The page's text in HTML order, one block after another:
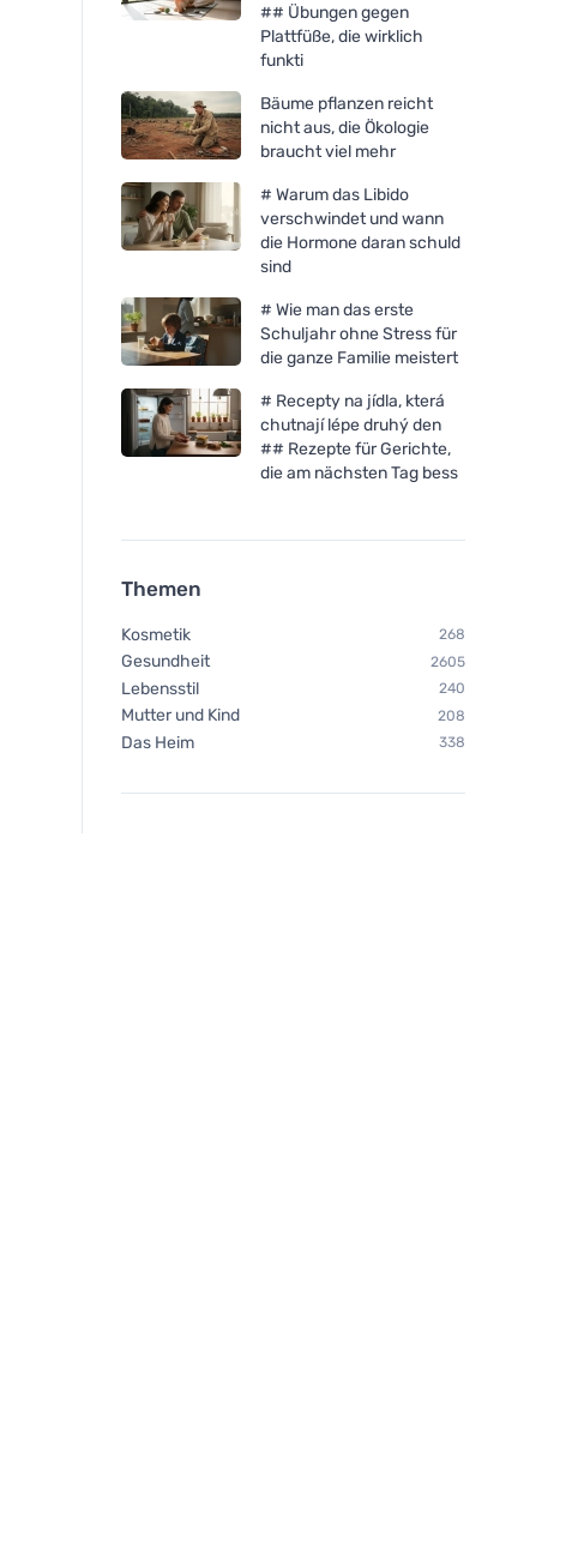
## Übungen gegen
Plattfüße, die wirklich
funkti
Bäume pflanzen reicht
nicht aus, die Ökologie
braucht viel mehr
# Warum das Libido
verschwindet und wann
die Hormone daran schuld
sind
# Wie man das erste
Schuljahr ohne Stress für
die ganze Familie meistert
# Recepty na jídla, která
chutnají lépe druhý den
## Rezepte für Gerichte,
die am nächsten Tag bess
Themen
Kosmetik 268
Gesundheit 2605
Lebensstil 240
Mutter und Kind 208
Das Heim 338